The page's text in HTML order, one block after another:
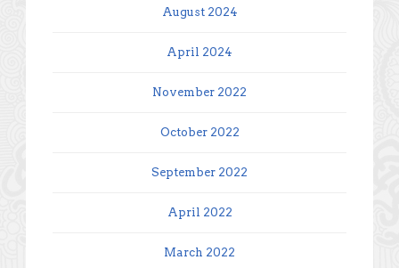
August 2024
April 2024
November 2022
October 2022
September 2022
April 2022
March 2022